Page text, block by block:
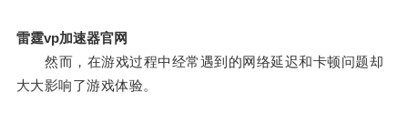
雷霆vp加速器官网
然而，在游戏过程中经常遇到的网络延迟和卡顿问题却
大大影响了游戏体验。